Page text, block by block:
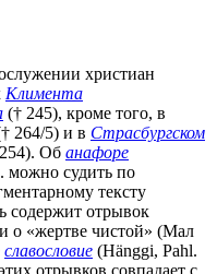
христиан
Климента
(† 245), кроме того, в
264/5) и в Страсбургском
Об анафоре
можно судить по
тексту
содержит отрывок
о «жертве чистой» (Мал
славословие (Hänggi, Pahl.